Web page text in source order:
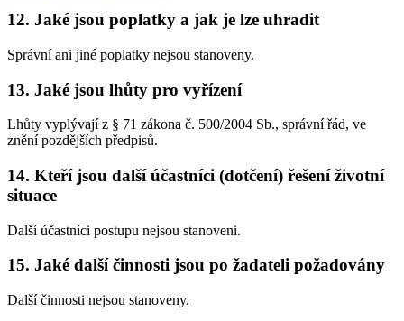
12. Jaké jsou poplatky a jak je lze uhradit
Správní ani jiné poplatky nejsou stanoveny.
13. Jaké jsou lhůty pro vyřízení
Lhůty vyplývají z § 71 zákona č. 500/2004 Sb., správní řád, ve
znění pozdějších předpisů.
14. Kteří jsou další účastníci (dotčení) řešení životní
situace
Další účastníci postupu nejsou stanoveni.
15. Jaké další činnosti jsou po žadateli požadovány
Další činnosti nejsou stanoveny.